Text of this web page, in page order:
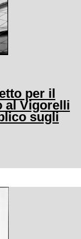
per il
al Vigorelli
sugli